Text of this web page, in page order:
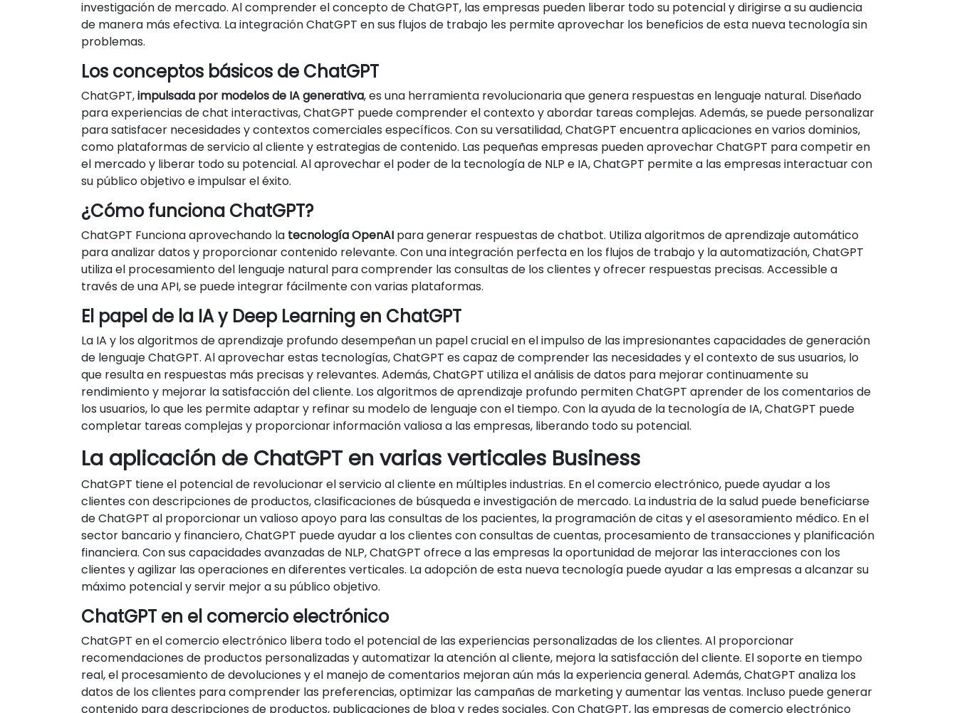
investigación de mercado. Al comprender el concepto de ChatGPT, las empresas pueden liberar todo su potencial y dirigirse a su audiencia
de manera más efectiva. La integración ChatGPT en sus flujos de trabajo les permite aprovechar los beneficios de esta nueva tecnología sin
problemas.
Los conceptos básicos de ChatGPT
ChatGPT,impulsada por modelos de IA generativa, es una herramienta revolucionaria que genera respuestas en lenguaje natural. Diseñado
para experiencias de chat interactivas, ChatGPT puede comprender el contexto y abordar tareas complejas. Además, se puede personalizar
para satisfacer necesidades y contextos comerciales específicos. Con su versatilidad, ChatGPT encuentra aplicaciones en varios dominios,
como plataformas de servicio al cliente y estrategias de contenido. Las pequeñas empresas pueden aprovechar ChatGPT para competir en
el mercado y liberar todo su potencial. Al aprovechar el poder de la tecnología de NLP e IA, ChatGPT permite a las empresas interactuar con
su público objetivo e impulsar el éxito.
¿Cómo funciona ChatGPT?
ChatGPT Funciona aprovechando la tecnología OpenAI para generar respuestas de chatbot. Utiliza algoritmos de aprendizaje automático
para analizar datos y proporcionar contenido relevante. Con una integración perfecta en los flujos de trabajo y la automatización, ChatGPT
utiliza el procesamiento del lenguaje natural para comprender las consultas de los clientes y ofrecer respuestas precisas. Accessible a
través de una API, se puede integrar fácilmente con varias plataformas.
El papel de la IA y Deep Learning en ChatGPT
La IA y los algoritmos de aprendizaje profundo desempeñan un papel crucial en el impulso de las impresionantes capacidades de generación
de lenguaje ChatGPT. Al aprovechar estas tecnologías, ChatGPT es capaz de comprender las necesidades y el contexto de sus usuarios, lo
que resulta en respuestas más precisas y relevantes. Además, ChatGPT utiliza el análisis de datos para mejorar continuamente su
rendimiento y mejorar la satisfacción del cliente. Los algoritmos de aprendizaje profundo permiten ChatGPT aprender de los comentarios de
los usuarios, lo que les permite adaptar y refinar su modelo de lenguaje con el tiempo. Con la ayuda de la tecnología de IA, ChatGPT puede
completar tareas complejas y proporcionar información valiosa a las empresas, liberando todo su potencial.
La aplicación de ChatGPT en varias verticales Business
ChatGPT tiene el potencial de revolucionar el servicio al cliente en múltiples industrias. En el comercio electrónico, puede ayudar a los
clientes con descripciones de productos, clasificaciones de búsqueda e investigación de mercado. La industria de la salud puede beneficiarse
de ChatGPT al proporcionar un valioso apoyo para las consultas de los pacientes, la programación de citas y el asesoramiento médico. En el
sector bancario y financiero, ChatGPT puede ayudar a los clientes con consultas de cuentas, procesamiento de transacciones y planificación
financiera. Con sus capacidades avanzadas de NLP, ChatGPT ofrece a las empresas la oportunidad de mejorar las interacciones con los
clientes y agilizar las operaciones en diferentes verticales. La adopción de esta nueva tecnología puede ayudar a las empresas a alcanzar su
máximo potencial y servir mejor a su público objetivo.
ChatGPT en el comercio electrónico
ChatGPT en el comercio electrónico libera todo el potencial de las experiencias personalizadas de los clientes. Al proporcionar
recomendaciones de productos personalizadas y automatizar la atención al cliente, mejora la satisfacción del cliente. El soporte en tiempo
real, el procesamiento de devoluciones y el manejo de comentarios mejoran aún más la experiencia general. Además, ChatGPT analiza los
datos de los clientes para comprender las preferencias, optimizar las campañas de marketing y aumentar las ventas. Incluso puede generar
contenido para descripciones de productos, publicaciones de blog y redes sociales. Con ChatGPT, las empresas de comercio electrónico